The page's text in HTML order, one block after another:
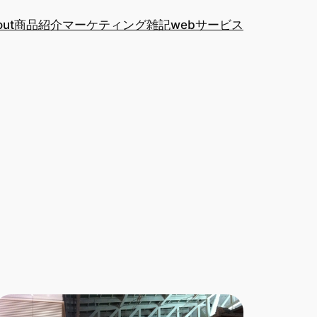
商品紹介マーケティング雑記webサービス